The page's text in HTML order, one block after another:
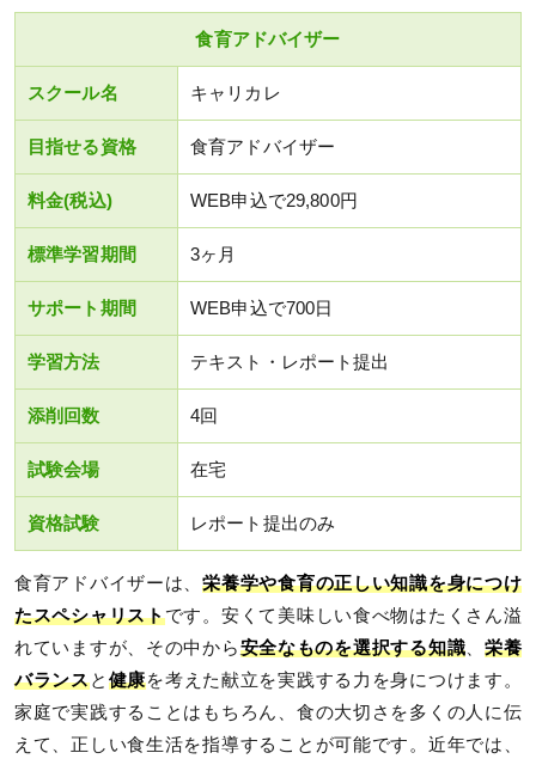
食育アドバイザー
スクール名 キャリカレ
目指せる資格 食育アドバイザー
料金(税込) WEB申込で29,800円
標準学習期間 3ヶ月
サポート期間 WEB申込で700日
学習方法 テキスト・レポート提出
添削回数 4回
試験会場 在宅
資格試験 レポート提出のみ
食育アドバイザーは、栄養学や食育の正しい知識を身につけ
たスペシャリストです。安くて美味しい食べ物はたくさん溢
れていますが、その中から安全なものを選択する知識
栄養
バランスと 健康を考えた献立を実践する力を身につけます。
家庭で実践することはもちろん、食の大切さを多くの人に伝
えて、正しい食生活を指導することが可能です。近年では、